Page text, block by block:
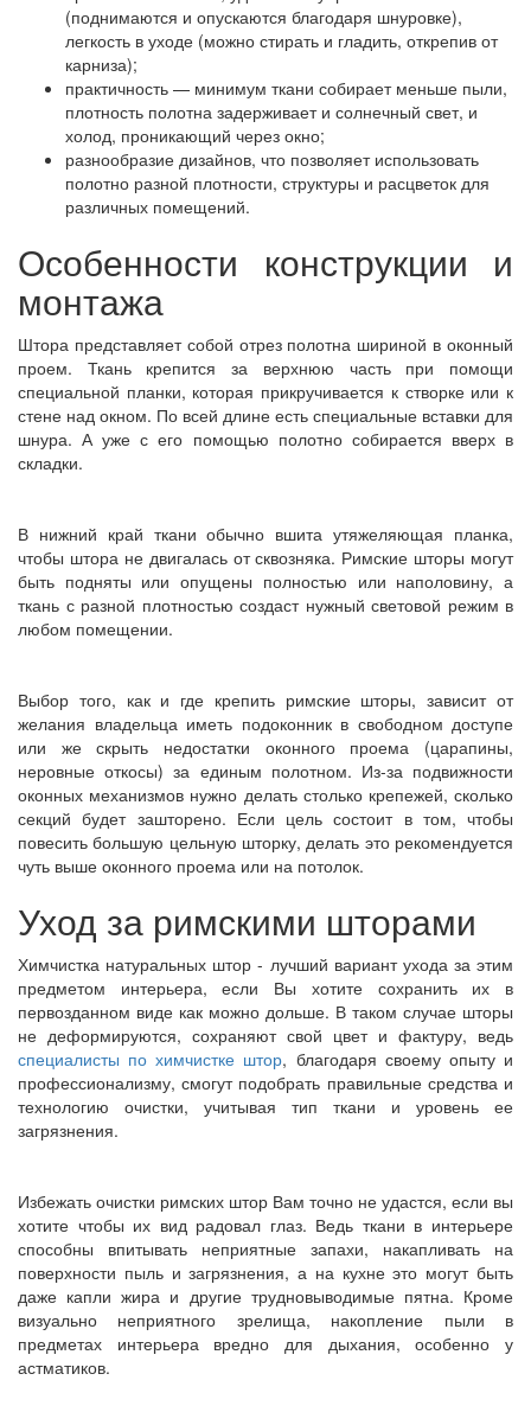
(поднимаются и опускаются благодаря шнуровке),
легкость в уходе (можно стирать и гладить, открепив от
карниза);
практичность — минимум ткани собирает меньше пыли,
плотность полотна задерживает и солнечный свет, и
холод, проникающий через окно;
разнообразие дизайнов, что позволяет использовать
полотно разной плотности, структуры и расцветок для
различных помещений.
Особенности конструкции и
монтажа
Штора представляет собой отрез полотна шириной в оконный
проем. Ткань крепится за верхнюю часть при помощи
специальной планки, которая прикручивается к створке или к
стене над окном. По всей длине есть специальные вставки для
шнура. А уже с его помощью полотно собирается вверх в
складки.
В нижний край ткани обычно вшита утяжеляющая планка,
чтобы штора не двигалась от сквозняка. Римские шторы могут
быть подняты или опущены полностью или наполовину, а
ткань с разной плотностью создаст нужный световой режим в
любом помещении.
Выбор того, как и где крепить римские шторы, зависит от
желания владельца иметь подоконник в свободном доступе
или же скрыть недостатки оконного проема (царапины,
неровные откосы) за единым полотном. Из-за подвижности
оконных механизмов нужно делать столько крепежей, сколько
секций будет зашторено. Если цель состоит в том, чтобы
повесить большую цельную шторку, делать это рекомендуется
чуть выше оконного проема или на потолок.
Уход за римскими шторами
Химчистка натуральных штор - лучший вариант ухода за этим
предметом интерьера, если Вы хотите сохранить их в
первозданном виде как можно дольше. В таком случае шторы
не деформируются, сохраняют свой цвет и фактуру, ведь
специалисты по химчистке штор, благодаря своему опыту и
профессионализму, смогут подобрать правильные средства и
технологию очистки, учитывая тип ткани и уровень ее
загрязнения.
Избежать очистки римских штор Вам точно не удастся, если вы
хотите чтобы их вид радовал глаз. Ведь ткани в интерьере
способны впитывать неприятные запахи, накапливать на
поверхности пыль и загрязнения, а на кухне это могут быть
даже капли жира и другие трудновыводимые пятна. Кроме
визуально неприятного зрелища, накопление пыли в
предметах интерьера вредно для дыхания, особенно у
астматиков.